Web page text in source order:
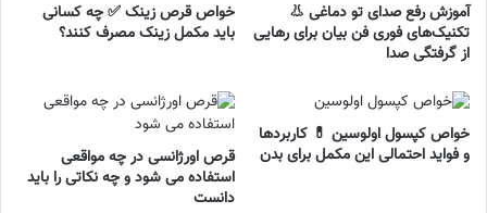
آموزش رفع صدای تو دماغی 👃
تکنیک‌های فوری فن بیان برای رهایی
از گرفتگی صدا
خواص قرص زینک ✅ چه کسانی
باید مکمل زینک مصرف کنند؟
خواص کپسول اولوسین 💊 کاربردها
و فواید احتمالی این مکمل برای بدن
قرص اورژانسی در چه مواقعی
استفاده می شود و چه نکاتی را باید
دانست